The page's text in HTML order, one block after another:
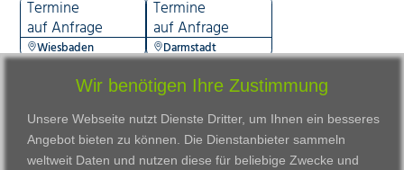
Termine
auf Anfrage
Wiesbaden
Termine
auf Anfrage
Darmstadt
Wir benötigen Ihre Zustimmung
Unsere Webseite nutzt Dienste Dritter, um Ihnen ein besseres
Angebot bieten zu können. Die Dienstanbieter sammeln
weltweit Daten und nutzen diese für beliebige Zwecke und